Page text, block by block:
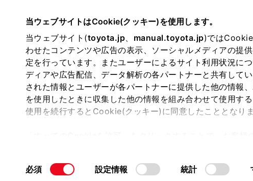
当ウェブサイトはCookie(クッキー)を使用します。
当ウェブサイト(toyota.jp、 manual.toyota.jp)では
わせたコンテンツや広告の表示、ソーシャルメディアの提
定を行っています。またユーザーによるサイト利用状況に
ディアや広告配信、データ解析の各パートナーと共有して
された情報とユーザーが各パートナーに提供した他の情報
を使用したときに収集した他の情報を組み合わせて使用す
使用を続行するとCookie(クッキー)に同意したこととなりま
て」をご覧ください。
同
必須 設定情報 統計
は必須です。中古車：見積り依頼
お客さま情報の入力 入力内容